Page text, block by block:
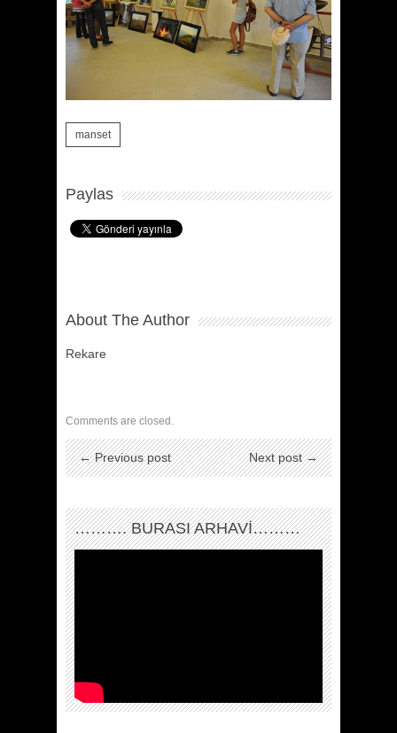
manset
Paylas
About The Author
Rekare
Comments are closed.
← Previous post Next post →
………. BURASI ARHAVİ………